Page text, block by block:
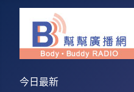
今日最新